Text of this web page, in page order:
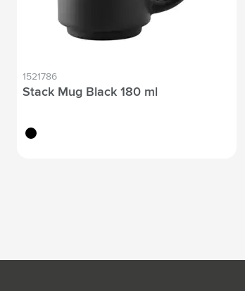
1521786
Stack Mug Black 180 ml
noir